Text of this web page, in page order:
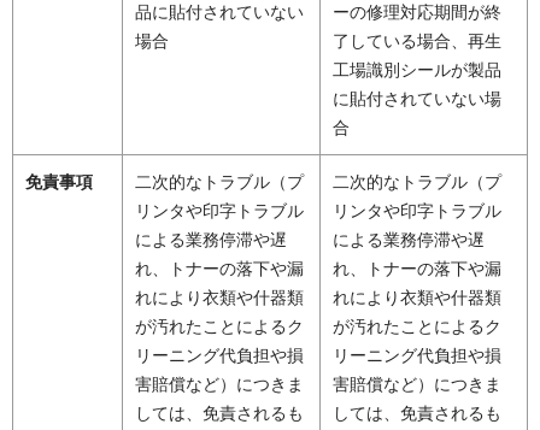
品に貼付されていない
場合
ーの修理対応期間が終
了している場合、再生
工場識別シールが製品
に貼付されていない場
合
免責事項
二次的なトラブル（プ
リンタや印字トラブル
による業務停滞や遅
れ、トナーの落下や漏
れにより衣類や什器類
が汚れたことによるク
リーニング代負担や損
害賠償など）につきま
しては、免責されるも
二次的なトラブル（プ
リンタや印字トラブル
による業務停滞や遅
れ、トナーの落下や漏
れにより衣類や什器類
が汚れたことによるク
リーニング代負担や損
害賠償など）につきま
しては、免責されるも